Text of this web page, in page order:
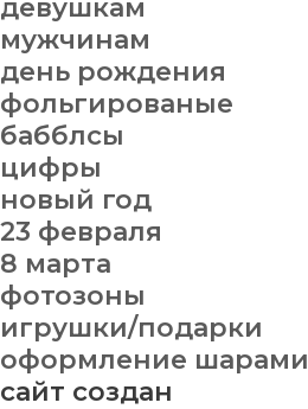
девушкам
мужчинам
день рождения
фольгированые
бабблсы
цифры
новый год
23 февраля
8 марта
фотозоны
игрушки/подарки
оформление шарами
сайт создан